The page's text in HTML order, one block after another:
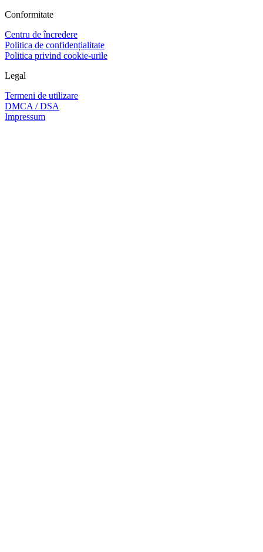
Conformitate
Centru de încredere
Politica de confidențialitate
Politica privind cookie-urile
Legal
Termeni de utilizare
DMCA / DSA
Impressum